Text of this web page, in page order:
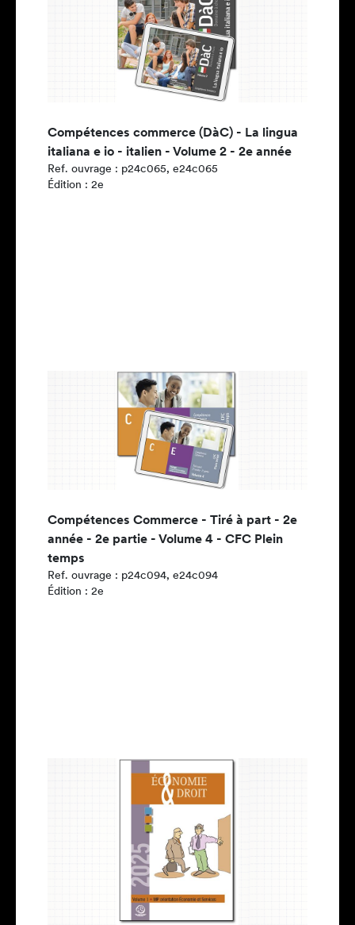
Compétences commerce (DàC) - La lingua
italiana e io - italien - Volume 2 - 2e année
Ref. ouvrage : p24c065, e24c065
Édition : 2e
Compétences Commerce - Tiré à part - 2e
année - 2e partie - Volume 4 - CFC Plein
temps
Ref. ouvrage : p24c094, e24c094
Édition : 2e